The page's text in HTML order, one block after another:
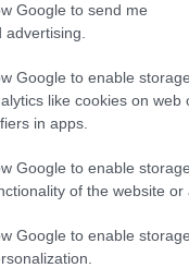
Google to send me
Google to enable storage
like cookies on web
in apps.
Google to enable storage
of the website or
Google to enable storage
άλλες
στα ΜΜΕ θυμίζει
αεροδρομίου. Άλλοι
και άλλοι αλλάζουν
άλλου καταλήγουν σε
είναι συνάρτηση
των οποίων δεν είναι
πως ο Ιβάν Σαββίδης τα